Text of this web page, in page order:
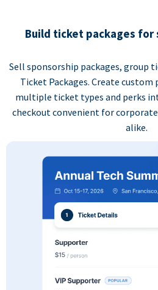
Build ticket packages for
Sell sponsorship packages, group
Ticket Packages. Create
multiple ticket types and perks
checkout convenient for
alike.